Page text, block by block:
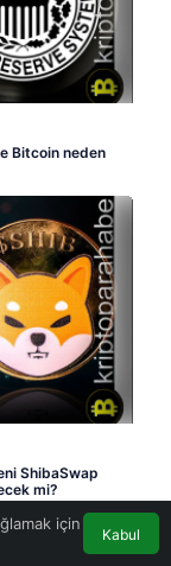
Bitcoin neden
ShibaSwap
mi?
için
Kabul